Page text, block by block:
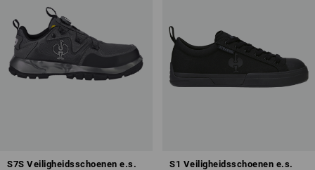
S7S Veiligheidsschoenen e.s.
S1 Veiligheidsschoenen e.s.